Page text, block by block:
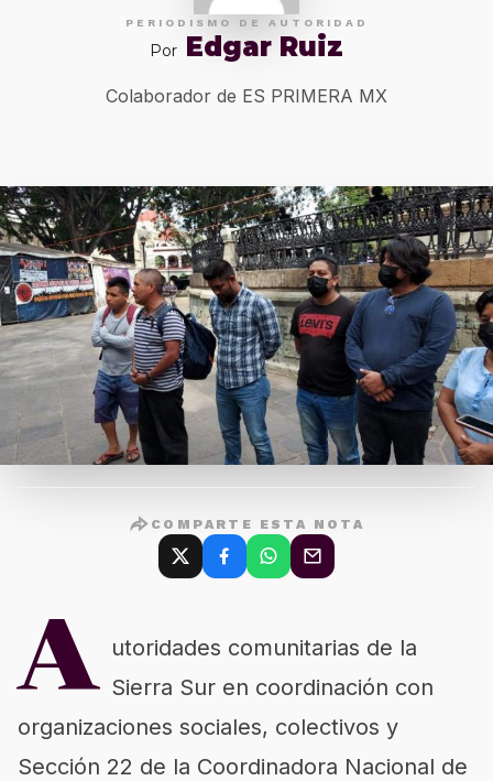
PERIODISMO DE AUTORIDAD
Por Edgar Ruiz
Colaborador de ES PRIMERA MX
COMPARTE ESTA NOTA
A utoridades comunitarias de la
Sierra Sur en coordinación con
organizaciones sociales, colectivos y
Sección 22 de la Coordinadora Nacional de